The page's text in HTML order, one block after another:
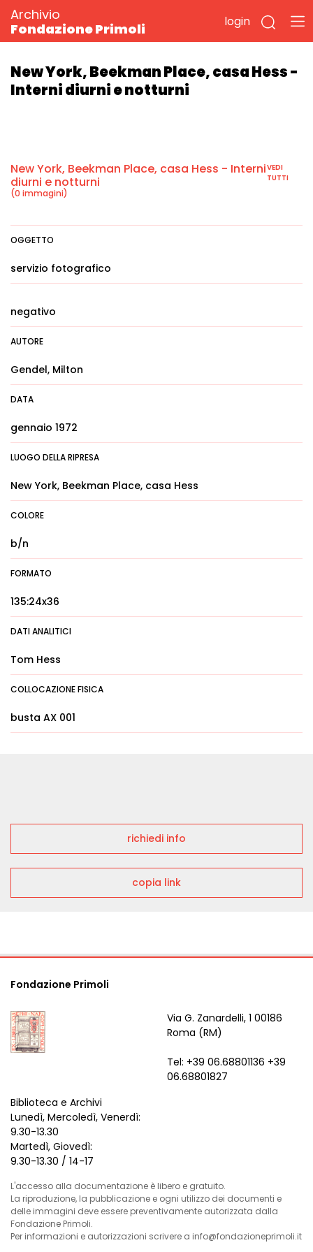
Archivio
Fondazione Primoli
login
New York, Beekman Place, casa Hess -
Interni diurni e notturni
New York, Beekman Place, casa Hess - Interni
diurni e notturni
(0 immagini)
VEDI
TUTTI
OGGETTO
servizio fotografico
negativo
AUTORE
Gendel, Milton
DATA
gennaio 1972
LUOGO DELLA RIPRESA
New York, Beekman Place, casa Hess
COLORE
b/n
FORMATO
135:24x36
DATI ANALITICI
Tom Hess
COLLOCAZIONE FISICA
busta AX 001
richiedi info
copia link
Fondazione Primoli
Via G. Zanardelli, 1 00186
Roma (RM)
Tel: +39 06.68801136 +39
06.68801827
Biblioteca e Archivi
Lunedì, Mercoledì, Venerdì:
9.30-13.30
Martedì, Giovedì:
9.30-13.30 / 14-17
L'accesso alla documentazione è libero e gratuito.
La riproduzione, la pubblicazione e ogni utilizzo dei documenti e
delle immagini deve essere preventivamente autorizzata dalla
Fondazione Primoli.
Per informazioni e autorizzazioni scrivere a info@fondazioneprimoli.it